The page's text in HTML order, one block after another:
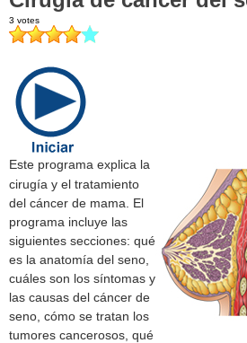
Este programa explica la
cirugía y el tratamiento
del cáncer de mama. El
programa incluye las
siguientes secciones: qué
es la anatomía del seno,
cuáles son los síntomas y
las causas del cáncer de
seno, cómo se tratan los
tumores cancerosos, qué